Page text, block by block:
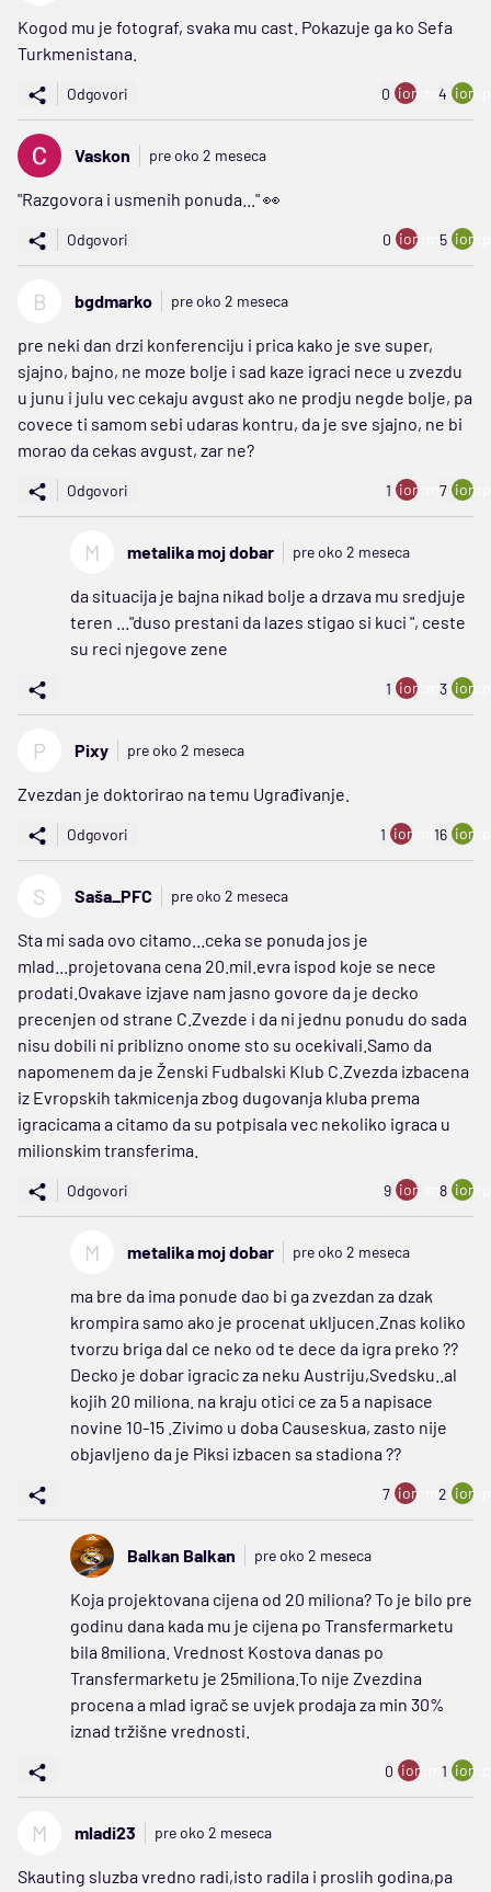
Kogod mu je fotograf, svaka mu cast. Pokazuje ga ko Sefa
Turkmenistana.
Odgovori 0 ion:minus
4
Vaskon pre oko 2 meseca
"Razgovora i usmenih ponuda..." 👀
Odgovori 0 ion:minus
5
B bgdmarko pre oko 2 meseca
pre neki dan drzi konferenciju i prica kako je sve super,
sjajno, bajno, ne moze bolje i sad kaze igraci nece u zvezdu
u junu i julu vec cekaju avgust ako ne prodju negde bolje, pa
covece ti samom sebi udaras kontru, da je sve sjajno, ne bi
morao da cekas avgust, zar ne?
Odgovori 1 ion:minus
7
M metalika moj dobar pre oko 2 meseca
da situacija je bajna nikad bolje a drzava mu sredjuje
teren ..."duso prestani da lazes stigao si kuci ", ceste
su reci njegove zene
1 ion:minus
3
P Pixy pre oko 2 meseca
Zvezdan je doktorirao na temu Ugrađivanje.
Odgovori 1 ion:minus
16
S Saša_PFC pre oko 2 meseca
Sta mi sada ovo citamo...ceka se ponuda jos je
mlad...projetovana cena 20.mil.evra ispod koje se nece
prodati.Ovakave izjave nam jasno govore da je decko
precenjen od strane C.Zvezde i da ni jednu ponudu do sada
nisu dobili ni priblizno onome sto su ocekivali.Samo da
napomenem da je Ženski Fudbalski Klub C.Zvezda izbacena
iz Evropskih takmicenja zbog dugovanja kluba prema
igracicama a citamo da su potpisala vec nekoliko igraca u
milionskim transferima.
Odgovori 9 ion:minus
8
M metalika moj dobar pre oko 2 meseca
ma bre da ima ponude dao bi ga zvezdan za dzak
krompira samo ako je procenat ukljucen.Znas koliko
tvorzu briga dal ce neko od te dece da igra preko ??
Decko je dobar igracic za neku Austriju,Svedsku..al
kojih 20 miliona. na kraju otici ce za 5 a napisace
novine 10-15 .Zivimo u doba Causeskua, zasto nije
objavljeno da je Piksi izbacen sa stadiona ??
7 ion:minus
2
Balkan Balkan pre oko 2 meseca
Koja projektovana cijena od 20 miliona? To je bilo pre
godinu dana kada mu je cijena po Transfermarketu
bila 8miliona. Vrednost Kostova danas po
Transfermarketu je 25miliona.To nije Zvezdina
procena a mlad igrač se uvjek prodaja za min 30%
iznad tržišne vrednosti.
0 ion:minus
1
M mladi23 pre oko 2 meseca
Skauting sluzba vredno radi,isto radila i proslih godina,pa